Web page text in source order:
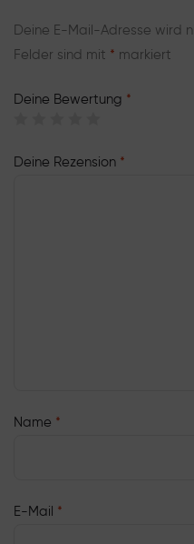
Deine E-Mail-Adresse wird
Felder sind mit * markiert
Deine Bewertung *
Deine Rezension *
Name *
E-Mail *